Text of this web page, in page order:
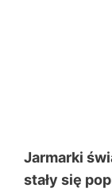
Jarmarki
stały się